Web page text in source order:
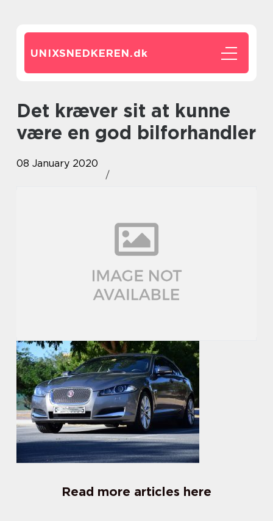
UNIXSNEDKEREN.dk
Det kræver sit at kunne
være en god bilforhandler
08 January 2020
Read more articles here